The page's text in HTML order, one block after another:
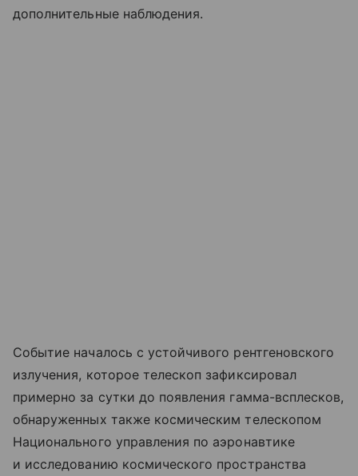
дополнительные наблюдения.
Событие началось с устойчивого рентгеновского
излучения, которое телескоп зафиксировал
примерно за сутки до появления гамма-всплесков,
обнаруженных также космическим телескопом
Национального управления по аэронавтике
и исследованию космического пространства